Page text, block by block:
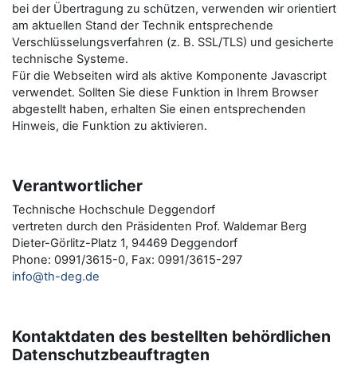
bei der Übertragung zu schützen, verwenden wir orientiert
am aktuellen Stand der Technik entsprechende
Verschlüsselungsverfahren (z. B. SSL/TLS) und gesicherte
technische Systeme.
Für die Webseiten wird als aktive Komponente Javascript
verwendet. Sollten Sie diese Funktion in Ihrem Browser
abgestellt haben, erhalten Sie einen entsprechenden
Hinweis, die Funktion zu aktivieren.
Verantwortlicher
Technische Hochschule Deggendorf
vertreten durch den Präsidenten Prof. Waldemar Berg
Dieter-Görlitz-Platz 1, 94469 Deggendorf
Phone: 0991/3615-0, Fax: 0991/3615-297
info@th-deg.de
Kontaktdaten des bestellten behördlichen
Datenschutzbeauftragten